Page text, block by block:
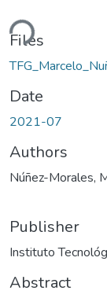
Files
Date
2021-07
Authors
Núñez-Morales,
Publisher
Instituto
Abstract